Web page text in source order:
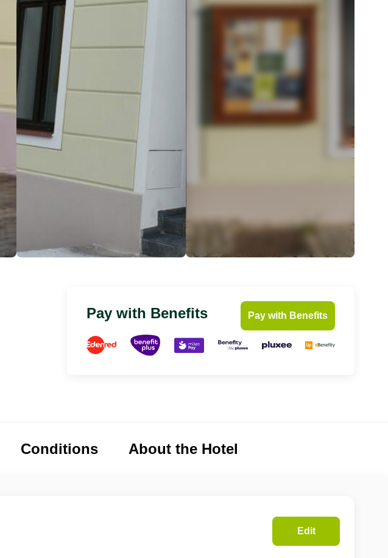
Pay with Benefits Pay with Benefits
Conditions About the Hotel
Edit